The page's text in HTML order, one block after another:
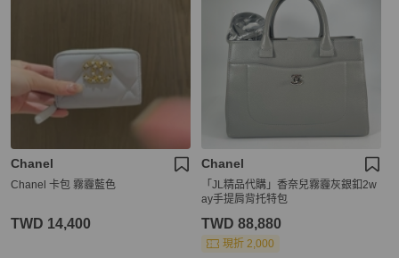
Chanel
Chanel 卡包 霧霾藍色
TWD 14,400
Chanel
「JL精品代購」香奈兒霧霾灰銀釦2w
ay手提肩背托特包
TWD 88,880
現折 2,000